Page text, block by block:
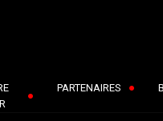
PARTENAIRES